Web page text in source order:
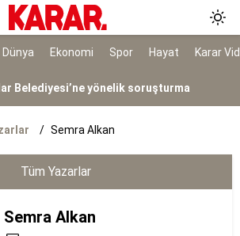
Dünya Ekonomi Spor Hayat Karar
ateşkes mesajı: Çok yaklaştık
Belediyesi’ne yönelik soruşturma
kişiler yakalandı
ve babaannesini, sonra okuldaki 5
sonrası liderlerden cemaatle namaz
Semra Alkan
Tüm Yazarlar
Semra Alkan